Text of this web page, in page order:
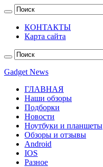
КОНТАКТЫ
Карта сайта
Gadget News
ГЛАВНАЯ
Наши обзоры
Подборки
Новости
Ноутбуки и планшеты
Обзоры и отзывы
Android
IOS
Разное